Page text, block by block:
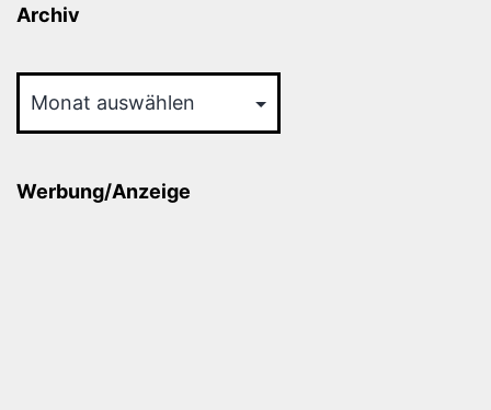
Archiv
Werbung/Anzeige